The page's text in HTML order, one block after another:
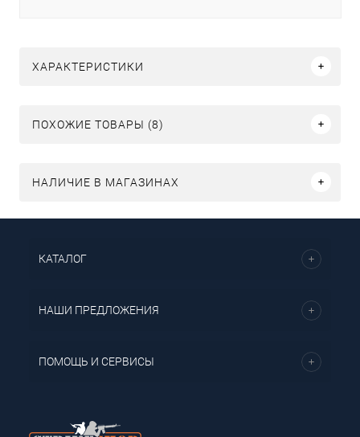
ХАРАКТЕРИСТИКИ
ПОХОЖИЕ ТОВАРЫ (8)
НАЛИЧИЕ В МАГАЗИНАХ
КАТАЛОГ
НАШИ ПРЕДЛОЖЕНИЯ
ПОМОЩЬ И СЕРВИСЫ